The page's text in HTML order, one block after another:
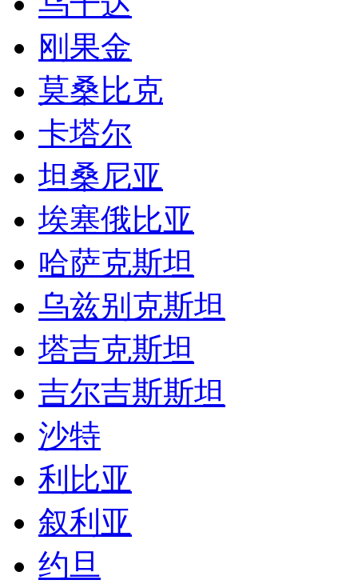
刚果金
莫桑比克
卡塔尔
坦桑尼亚
埃塞俄比亚
哈萨克斯坦
乌兹别克斯坦
塔吉克斯坦
吉尔吉斯斯坦
沙特
利比亚
叙利亚
约旦